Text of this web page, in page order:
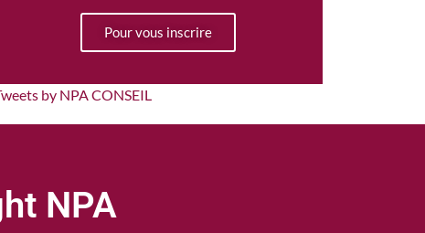
Pour vous inscrire
by NPA CONSEIL
NPA